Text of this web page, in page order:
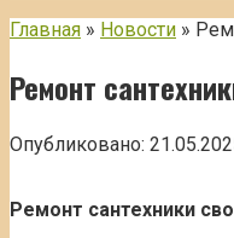
Главная » Новости »
Ремонт
Опубликовано:
Ремонт сантехники